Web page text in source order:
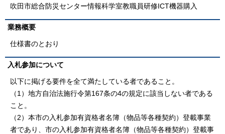
吹田市総合防災センター情報科学室教職員研修ICT機器購入
業務概要
仕様書のとおり
入札参加について
以下に掲げる要件を全て満たしている者であること。
（1）地方自治法施行令第167条の4の規定に該当しない者である
こと。
（2）本市の入札参加有資格者名簿（物品等各種契約）登載事業
者であり、市の入札参加有資格者名簿（物品等各種契約）登載事